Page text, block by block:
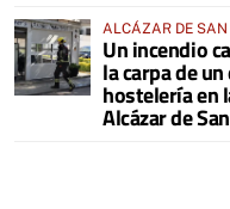
ALCÁZAR DE SAN
Un incendio
la carpa de
hostelería en
Alcázar de